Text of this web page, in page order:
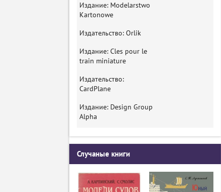
Издание: Modelarstwo
Kartonowe
Издательство: Orlik
Издание: Cles pour le
train miniature
Издательство:
CardPlane
Издание: Design Group
Alpha
Случаные книги